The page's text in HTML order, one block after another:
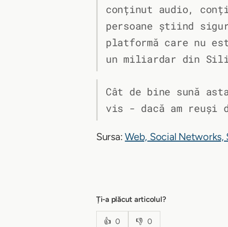
conținut audio,
persoane știind
platformă care nu
un miliardar din
Cât de bine sună
vis - dacă am reuși
Sursa:Web, Social Networks,
Ți-a plăcut articolul?
👍 0 👎 0